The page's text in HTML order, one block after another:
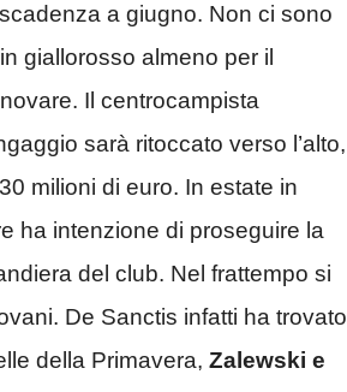
a giugno. Non ci sono
giallorosso almeno per il
Il centrocampista
sarà ritoccato verso l’alto,
milioni di euro. In estate in
ha intenzione di proseguire la
del club. Nel frattempo si
De Sanctis infatti ha trovato
della Primavera, Zalewski e